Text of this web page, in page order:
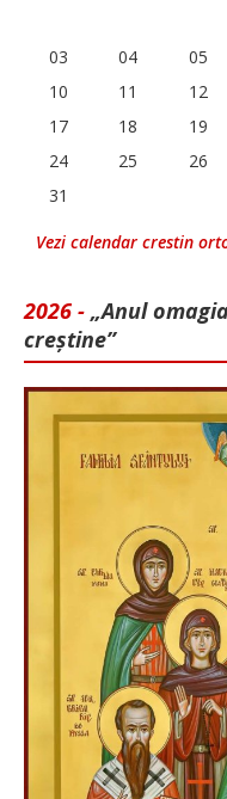
03
04 05
10
11 12
17
18 19
24
25 26
31
Vezi calendar crestin
2026 - „Anul
creștine”